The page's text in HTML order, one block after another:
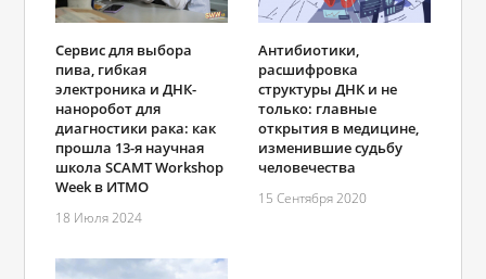
Сервис для выбора
пива, гибкая
электроника и ДНК-
наноробот для
диагностики рака: как
прошла 13-я научная
школа SCAMT Workshop
Week в ИТМО
18 Июля 2024
Антибиотики,
расшифровка
структуры ДНК и не
только: главные
открытия в медицине,
изменившие судьбу
человечества
15 Сентября 2020